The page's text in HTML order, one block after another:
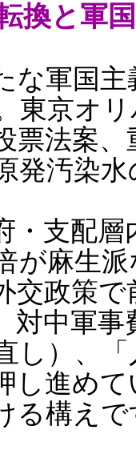
換と軍
軍国主
東京オ
票法案
発汚染
支配層
が麻生
交政策
対中軍
し）、
し進め
る構えで